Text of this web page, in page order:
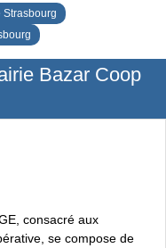
Strasbourg
Bazar Coop
consacré aux
se compose de